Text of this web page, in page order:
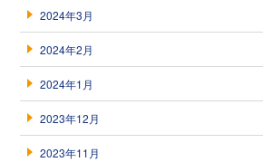
2024年3月
2024年2月
2024年1月
2023年12月
2023年11月